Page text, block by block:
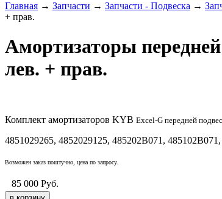
Главная → Запчасти → Запчасти - Подвеска →
+ прав.
Амортизаторы
лев. + прав.
Комплект амортизаторов KYB Excel-G передней
4851029265, 4852029125, 485202B071 , 485102B071 ,
Возможен заказ поштучно цена по запросу.
85 000 Руб.